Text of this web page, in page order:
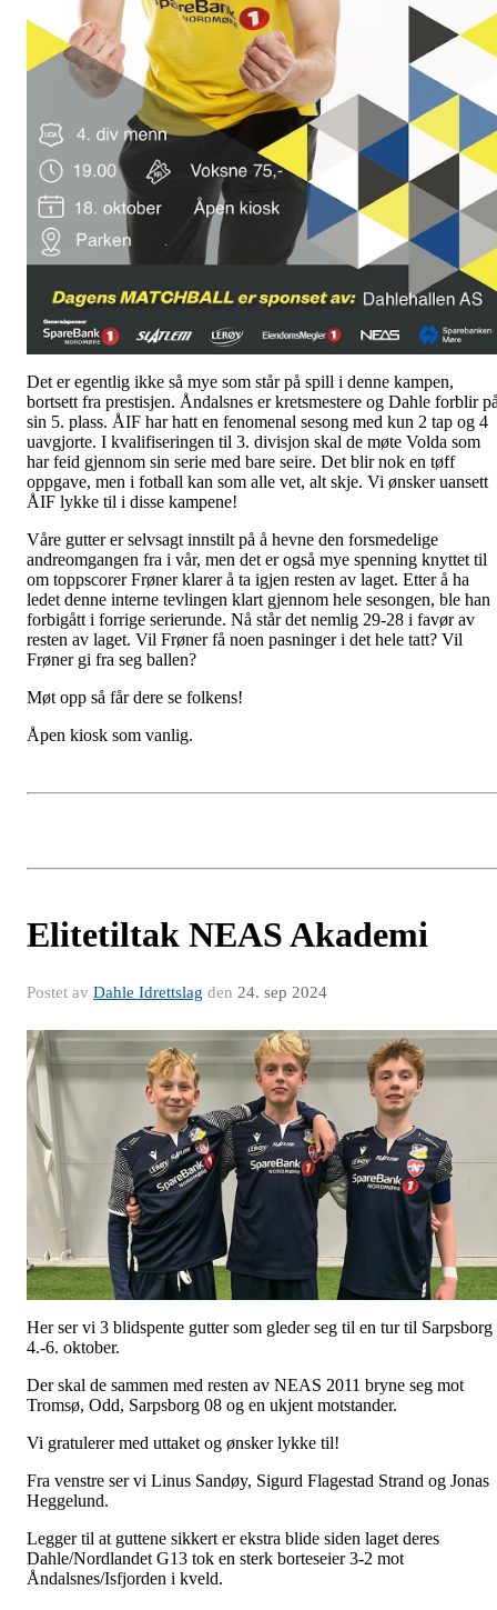
Det er egentlig ikke så mye som står på spill i denne kampen,
bortsett fra prestisjen. Åndalsnes er kretsmestere og Dahle forblir
sin 5. plass. ÅIF har hatt en fenomenal sesong med kun 2 tap og 4
uavgjorte. I kvalifiseringen til 3. divisjon skal de møte Volda som
har feid gjennom sin serie med bare seire. Det blir nok en tøff
oppgave, men i fotball kan som alle vet, alt skje. Vi ønsker uansett
ÅIF lykke til i disse kampene!
Våre gutter er selvsagt innstilt på å hevne den forsmedelige
andreomgangen fra i vår, men det er også mye spenning knyttet til
om toppscorer Frøner klarer å ta igjen resten av laget. Etter å ha
ledet denne interne tevlingen klart gjennom hele sesongen, ble han
forbigått i forrige serierunde. Nå står det nemlig 29-28 i favør av
resten av laget. Vil Frøner få noen pasninger i det hele tatt? Vil
Frøner gi fra seg ballen?
Møt opp så får dere se folkens!
Åpen kiosk som vanlig.
Elitetiltak NEAS Akademi
Postet av Dahle Idrettslag den 24. sep 2024
Her ser vi 3 blidspente gutter som gleder seg til en tur til Sarpsborg
4.-6. oktober.
Der skal de sammen med resten av NEAS 2011 bryne seg mot
Tromsø, Odd, Sarpsborg 08 og en ukjent motstander.
Vi gratulerer med uttaket og ønsker lykke til!
Fra venstre ser vi Linus Sandøy, Sigurd Flagestad Strand og Jonas
Heggelund.
Legger til at guttene sikkert er ekstra blide siden laget deres
Dahle/Nordlandet G13 tok en sterk borteseier 3-2 mot
Åndalsnes/Isfjorden i kveld.